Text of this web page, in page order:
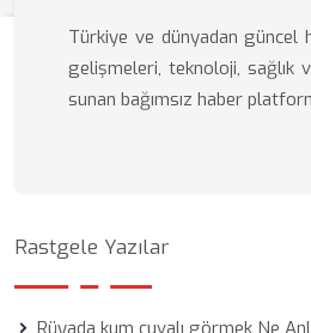
Türkiye ve dünyadan güncel
gelişmeleri, teknoloji, sağlık
sunan bağımsız haber
Rastgele Yazılar
Rüyada kum çuvalı görmek Ne